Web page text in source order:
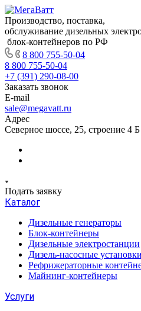
Производство, поставка,
обслуживание дизельных
блок-контейнеров по РФ
8 800 755-50-04
8 800 755-50-04
+7 (391) 290-08-00
Заказать звонок
E-mail
sale@megavatt.ru
Адрес
Северное шоссе, 25, строение 4 Б
Подать заявку
Каталог
Дизельные генераторы
Блок-контейнеры
Дизельные электростанции
Дизель-насосные установки
Рефрижераторные
Майнинг-контейнеры
Услуги